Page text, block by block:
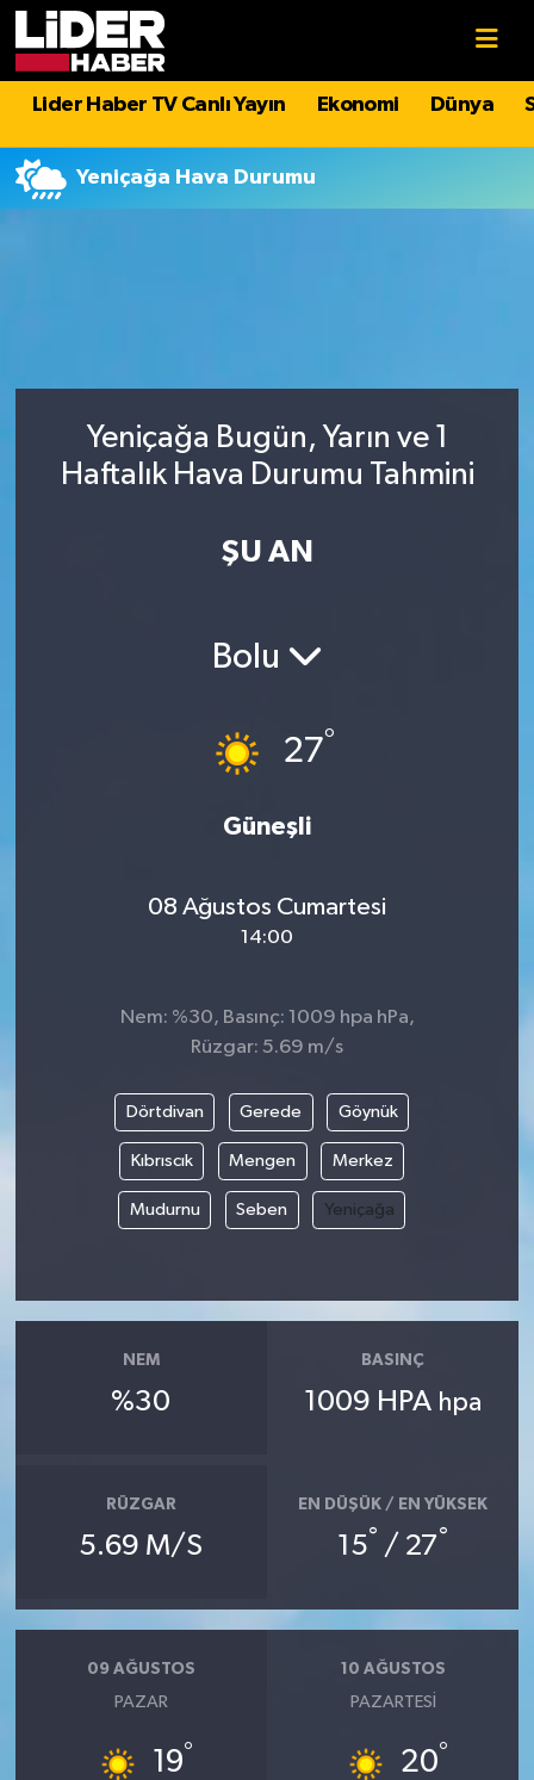
Lider Haber TV Canlı Yayın Ekonomi Dünya
Yeniçağa Hava Durumu
Yeniçağa Bugün, Yarın ve 1
Haftalık Hava Durumu Tahmini
ŞU AN
Bolu
27°
Güneşli
08 Ağustos Cumartesi
14:00
Nem: %30, Basınç: 1009 hpa hPa,
Rüzgar: 5.69 m/s
Dörtdivan Gerede Göynük
Kıbrıscık Mengen Merkez
Mudurnu Seben Yeniçağa
NEM
%30
BASINÇ
1009 HPA hpa
RÜZGAR
5.69 M/S
EN DÜŞÜK / EN YÜKSEK
15° / 27°
09 AĞUSTOS
PAZAR
19°
10 AĞUSTOS
PAZARTESI
20°
Politika
Asayiş
Spor
Hava Durumu
İstanbul Namaz Vakitleri
Tüm Manşetler
Son Dakika Haberleri